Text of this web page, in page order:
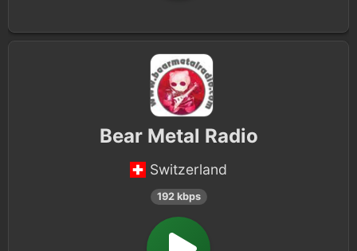
Bear Metal Radio
Switzerland
192 kbps